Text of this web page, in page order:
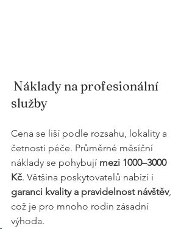
Náklady na profesionální
služby
Cena se liší podle rozsahu, lokality a
četnosti péče. Průměrné měsíční
náklady se pohybují mezi 1000–3000
Kč. Většina poskytovatelů nabízí i
garanci kvality a pravidelnost návštěv,
což je pro mnoho rodin zásadní
výhoda.